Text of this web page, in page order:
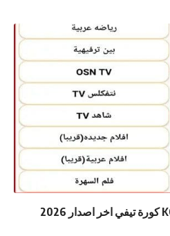
تحميل تطبيق KOORA TV APK كورة تيفي اخر اصدار 2026